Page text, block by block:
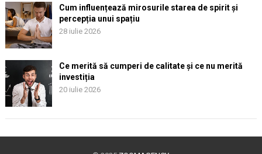
Cum influențează mirosurile starea de spirit și
percepția unui spațiu
28 iulie 2026
Ce merită să cumperi de calitate și ce nu merită
investiția
20 iulie 2026